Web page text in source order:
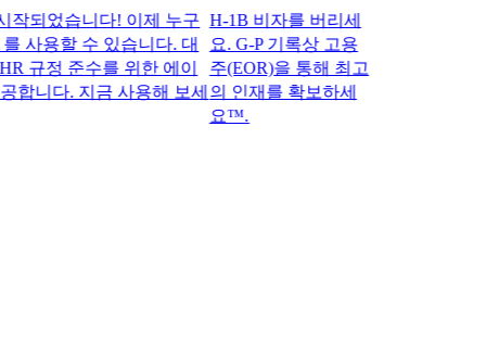
었습니다! 이제 누구
용할 수 있습니다. 대
정 준수를 위한 에이
다. 지금 사용해 보세
H-1B 비자를 버리세
요. G-P 기록상 고용
주(EOR)을 통해 최고
의 인재를 확보하세
요™.​​